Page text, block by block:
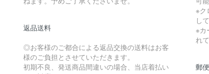
返品送料
◎お客様のご都合による返品交換の送料はお客
様のご負担とさせていただきます。
初期不良、発送商品間違いの場合、当店着払い
※ク
し
※カ
れ
郵